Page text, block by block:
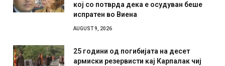
кој со потврда дека е осудуван беше
испратен во Виена
AUGUST 9, 2026
25 години од погибијата на десет
армиски резервисти кај Карпалак чиј